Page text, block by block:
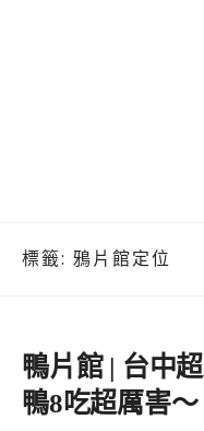
標籤: 鴉片館定位
鴨片館 | 台中
鴨8吃超厲害～